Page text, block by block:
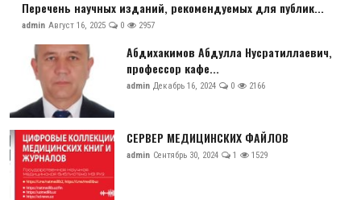
Перечень научных изданий, рекомендуемых для публик...
admin Август 16, 2025 0 2957
Абдихакимов Абдулла Нусратиллаевич,
профессор кафе...
admin Декабрь 16, 2024 0 2166
СЕРВЕР МЕДИЦИНСКИХ ФАЙЛОВ
admin Сентябрь 30, 2024 1 1529